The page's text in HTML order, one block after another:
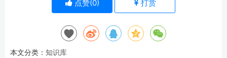
点赞(0) 打赏
本文分类： 知识库